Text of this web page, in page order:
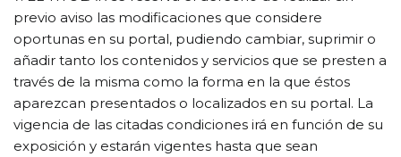
previo aviso las modificaciones que considere
oportunas en su portal, pudiendo cambiar, suprimir o
añadir tanto los contenidos y servicios que se presten a
través de la misma como la forma en la que éstos
aparezcan presentados o localizados en su portal. La
vigencia de las citadas condiciones irá en función de su
exposición y estarán vigentes hasta que sean